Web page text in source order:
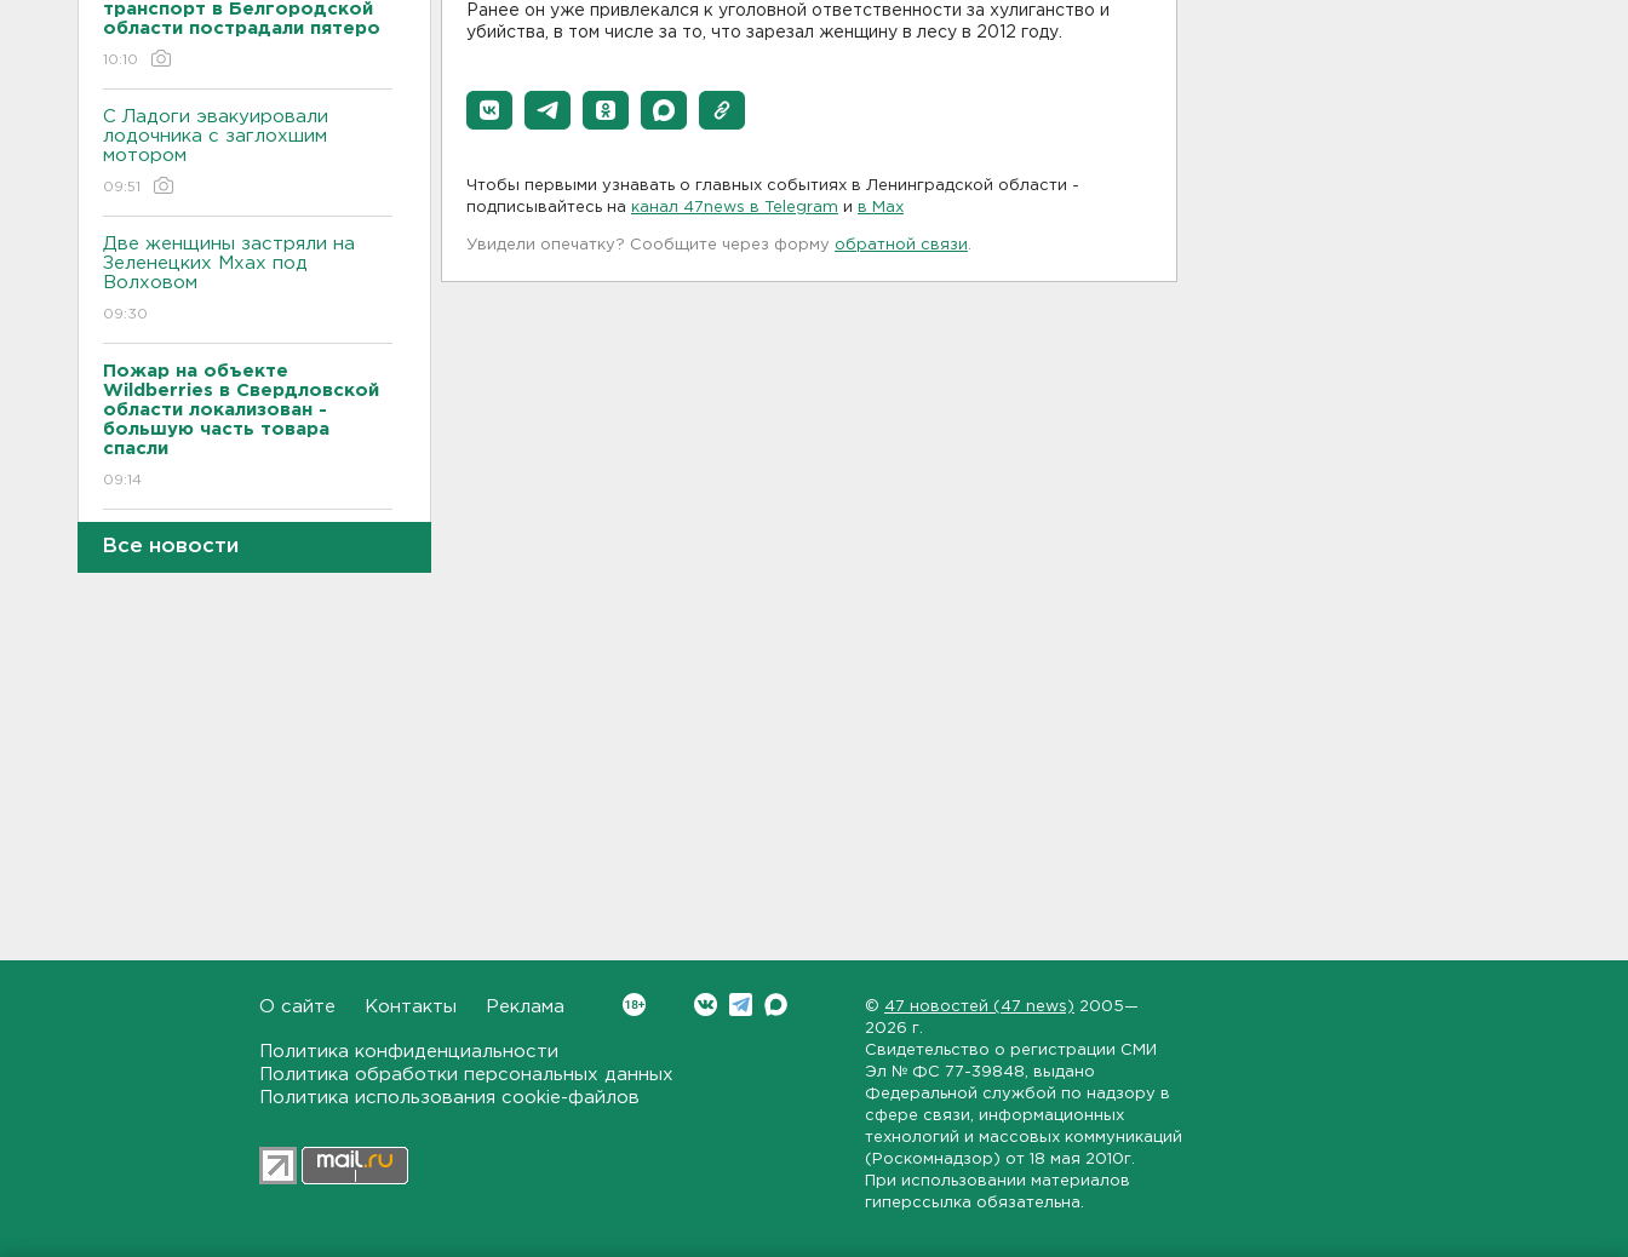
транспорт в Белгородской
области пострадали пятеро
10:10
С Ладоги эвакуировали
лодочника с заглохшим
мотором
09:51
Две женщины застряли на
Зеленецких Мхах под
Волховом
09:30
Пожар на объекте
Wildberries в Свердловской
области локализован -
большую часть товара
спасли
09:14
В Новогорелово ищут 9-
летнего мальчика
сердца. На что указывает пот
реставрируют. Как
собираются достроить
Все новости
Ранее он уже привлекался к уголовной ответственности за хулиганство и
убийства, в том числе за то, что зарезал женщину в лесу в 2012 году.
Чтобы первыми узнавать о главных событиях в Ленинградской области -
подписывайтесь на канал 47news в Telegram и в Maх
Увидели опечатку? Сообщите через форму обратной связи
О сайте Контакты Реклама
Политика конфиденциальности
Политика обработки персональных данных
Политика использования cookie-файлов
© 47 новостей (47 news) 2005—
2026 г.
Свидетельство о регистрации СМИ
Эл № ФС 77-39848 , выдано
Федеральной службой по надзору в
сфере связи, информационных
технологий и массовых коммуникаций
(Роскомнадзор) от 18 мая 2010г.
При использовании материалов
гиперссылка обязательна.